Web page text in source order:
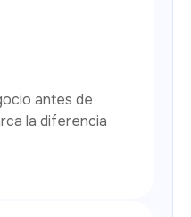
antes de
la diferencia